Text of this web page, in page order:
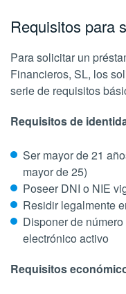
Requisitos para
Para solicitar un
Financieros, SL, los
serie de requisitos
Requisitos de
Ser mayor de 21
mayor de 25)
Poseer DNI o NIE
Residir legalmente
Disponer de
electrónico activo
Requisitos